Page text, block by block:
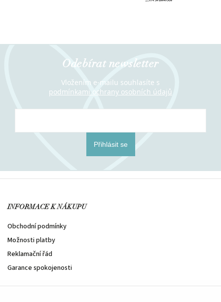
Odebírat newsletter
Vložením e-mailu souhlasíte s
podmínkami ochrany osobních údajů
Přihlásit se
INFORMACE K NÁKUPU
Obchodní podmínky
Možnosti platby
Reklamační řád
Garance spokojenosti